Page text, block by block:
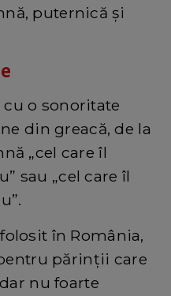
puternică și
o sonoritate
din greacă, de la
„cel care îl
sau „cel care îl
în România,
părinții care
nu foarte